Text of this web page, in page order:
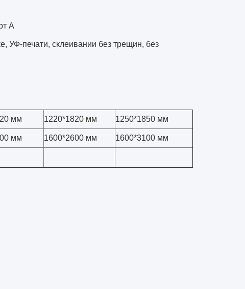
А
УФ-печати, склеивании без трещин, без
мм 1220*1820 мм 1250*1850 мм
мм 1600*2600 мм 1600*3100 мм